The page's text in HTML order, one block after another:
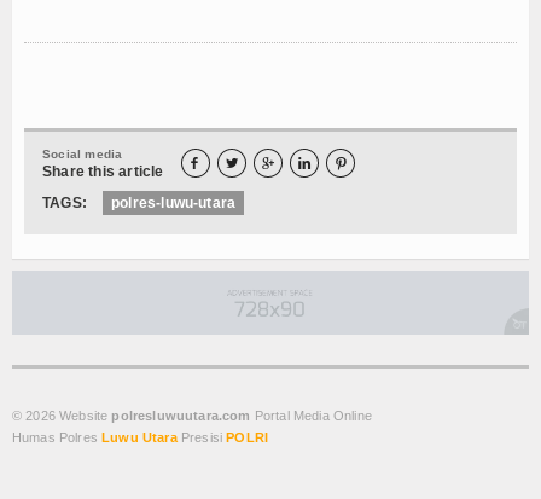
Social media
Share this article     
TAGS: polres-luwu-utara
© 2026 Website polresluwuutara.com Portal Media Online
Humas Polres Luwu UtaraPresisiPOLRI